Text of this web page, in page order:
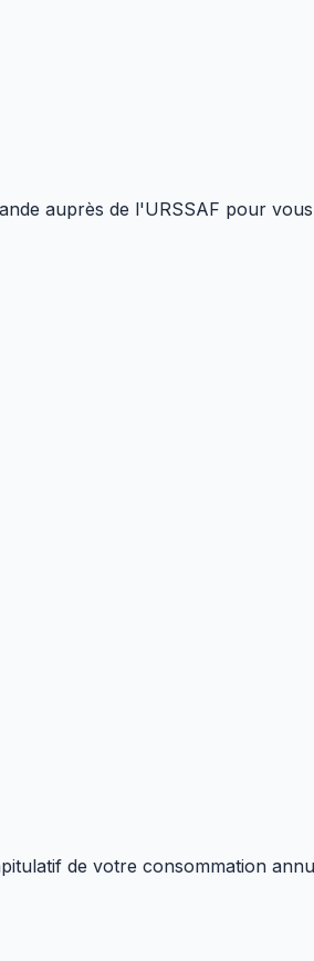
auprès de l'URSSAF pour
de votre consommation